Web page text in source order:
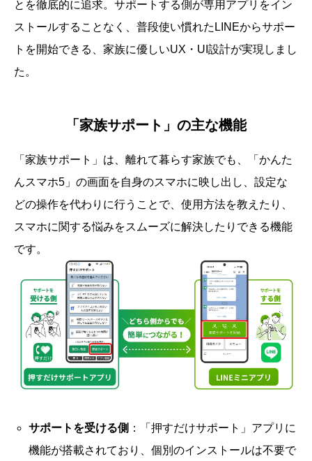
とを徹底的に追求。サポートする側が専用アプリをイン
ストールすることなく、普段使い慣れたLINEからサポー
トを開始できる、家族に優しいUX・UI設計が実現しまし
た。
「家族サポート」の主な機能
「家族サポート」は、離れて暮らす家族でも、「かんた
んスマホ5」の画面を自身のスマホに映し出し、設定な
どの操作を代わりに行うことで、使用方法を教えたり、
スマホに関する悩みをスムーズに解決したりできる機能
です。
サポートを受ける側 ：「押すだけサポート」アプリに
機能が搭載されており、個別のインストールは不要で